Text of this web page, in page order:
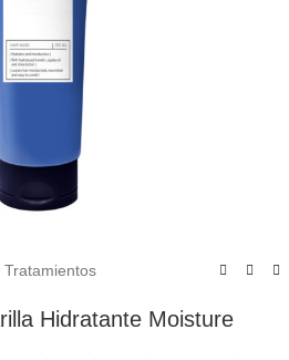
Tratamientos
Hidratante Moisture